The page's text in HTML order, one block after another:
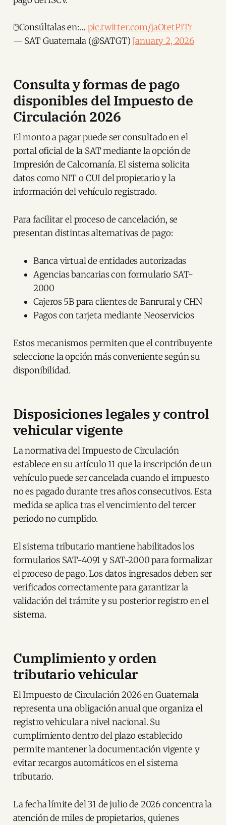
🖱️Consúltalas en:… pic.twitter.com/jaOtetPiTr
— SAT Guatemala (@SATGT)January 2, 2026
Consulta y formas de pago
disponibles del Impuesto de
Circulación 2026
El monto a pagar puede ser consultado en el
portal oficial de la SAT mediante la opción de
Impresión de Calcomanía. El sistema solicita
datos como NIT o CUI del propietario y la
información del vehículo registrado.
Para facilitar el proceso de cancelación, se
presentan distintas alternativas de pago:
Banca virtual de entidades autorizadas
Agencias bancarias con formulario SAT-
2000
Cajeros 5B para clientes de Banrural y CHN
Pagos con tarjeta mediante Neoservicios
Estos mecanismos permiten que el contribuyente
seleccione la opción más conveniente según su
disponibilidad.
Disposiciones legales y control
vehicular vigente
La normativa del Impuesto de Circulación
establece en su artículo 11 que la inscripción de un
vehículo puede ser cancelada cuando el impuesto
no es pagado durante tres años consecutivos. Esta
medida se aplica tras el vencimiento del tercer
periodo no cumplido.
El sistema tributario mantiene habilitados los
formularios SAT-4091 y SAT-2000 para formalizar
el proceso de pago. Los datos ingresados deben ser
verificados correctamente para garantizar la
validación del trámite y su posterior registro en el
sistema.
Cumplimiento y orden
tributario vehicular
El Impuesto de Circulación 2026 en Guatemala
representa una obligación anual que organiza el
registro vehicular a nivel nacional. Su
cumplimiento dentro del plazo establecido
permite mantener la documentación vigente y
evitar recargos automáticos en el sistema
tributario.
La fecha límite del 31 de julio de 2026 concentra la
atención de miles de propietarios, quienes